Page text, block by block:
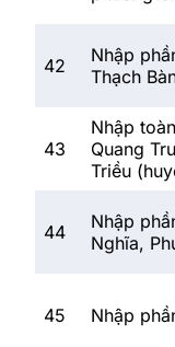
42
Nhập
Thạch
43
Nhập
Quang
Triều
44
Nhập
Nghĩa,
45 Nhập